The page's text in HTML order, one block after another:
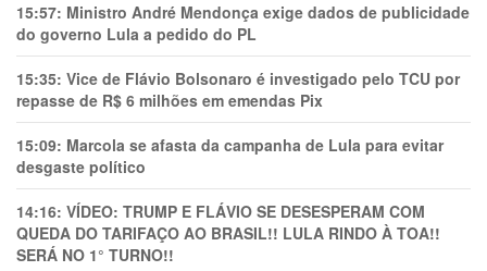
15:57: Ministro André Mendonça exige dados de publicidade
do governo Lula a pedido do PL
15:35: Vice de Flávio Bolsonaro é investigado pelo TCU por
repasse de R$ 6 milhões em emendas Pix
15:09: Marcola se afasta da campanha de Lula para evitar
desgaste político
14:16: VÍDEO: TRUMP E FLÁVIO SE DESESPERAM COM
QUEDA DO TARIFAÇO AO BRASIL!! LULA RINDO À TOA!!
SERÁ NO 1° TURNO!!